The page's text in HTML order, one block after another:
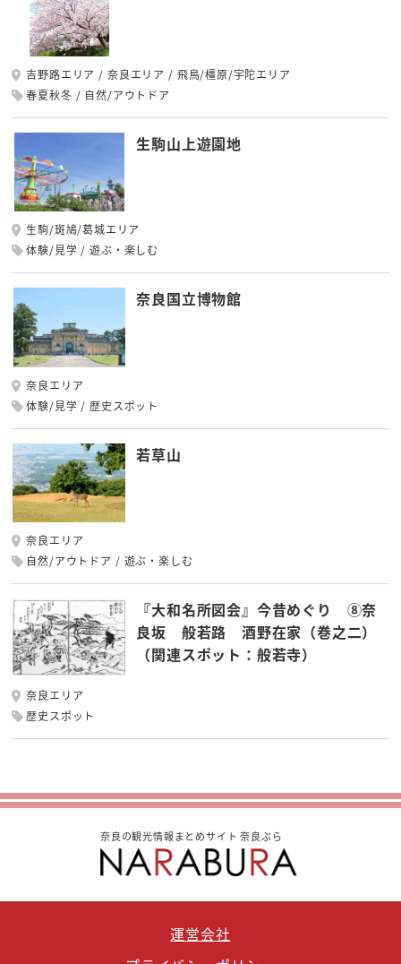
吉野路エリア 奈良エリア
飛鳥/橿原/宇陀エリア
春夏秋冬
自然/アウトドア
生駒山上遊園地
生駒/斑鳩/葛城エリア
体験/見学
遊ぶ・楽しむ
奈良国立博物館
奈良エリア
体験/見学
歴史スポット
若草山
奈良エリア
自然/アウトドア
遊ぶ・楽しむ
『大和名所図会』今昔めぐり ⑧奈
良坂 般若路 酒野在家（巻之二）
（関連スポット：般若寺）
奈良エリア
歴史スポット
奈良の観光情報まとめサイト 奈良ぶら
運営会社